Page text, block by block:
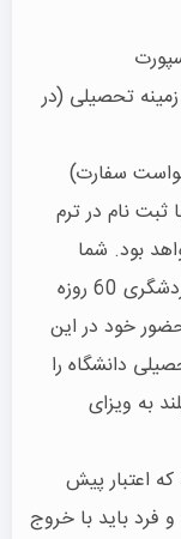
تحصیلی (در
سفارت)
ثبت نام در ترم
بود. شما
همچنین این امکان را دارید تا برای Visa گردشگری 60 روزه
خود در این
دانشگاه را
به ویزای
اعتبار پیش
90 روزه است و فرد باید با خروج